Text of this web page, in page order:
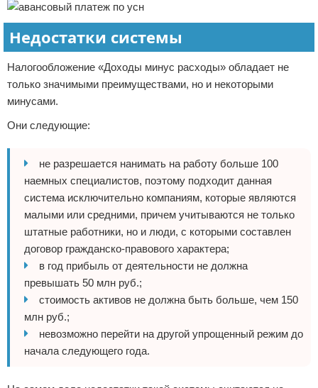
Недостатки системы
Налогообложение «Доходы минус расходы» обладает не
только значимыми преимуществами, но и некоторыми
минусами.
Они следующие:
не разрешается нанимать на работу больше 100
наемных специалистов, поэтому подходит данная
система исключительно компаниям, которые являются
малыми или средними, причем учитываются не только
штатные работники, но и люди, с которыми составлен
договор гражданско-правового характера;
в год прибыль от деятельности не должна
превышать 50 млн руб.;
стоимость активов не должна быть больше, чем 150
млн руб.;
невозможно перейти на другой упрощенный режим до
начала следующего года.